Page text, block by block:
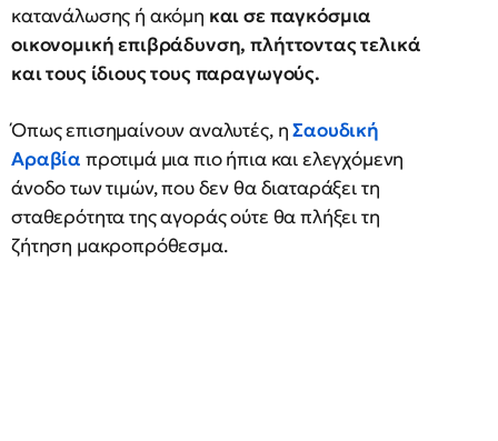
κατανάλωσης ή ακόμη και σε παγκόσμια
οικονομική επιβράδυνση, πλήττοντας τελικά
και τους ίδιους τους παραγωγούς.
Όπως επισημαίνουν αναλυτές, ηΣαουδική
Αραβία προτιμά μια πιο ήπια και ελεγχόμενη
άνοδο των τιμών, που δεν θα διαταράξει τη
σταθερότητα της αγοράς ούτε θα πλήξει τη
ζήτηση μακροπρόθεσμα.